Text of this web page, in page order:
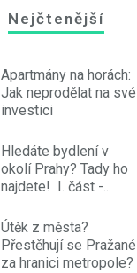
Nejčtenější
Apartmány na horách:
Jak neprodělat na své
investici
Hledáte bydlení v
okolí Prahy? Tady ho
najdete! I. část -...
Útěk z města?
Přestěhují se Pražané
za hranici metropole?